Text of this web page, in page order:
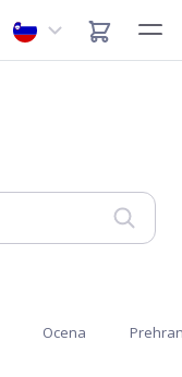
Ocena